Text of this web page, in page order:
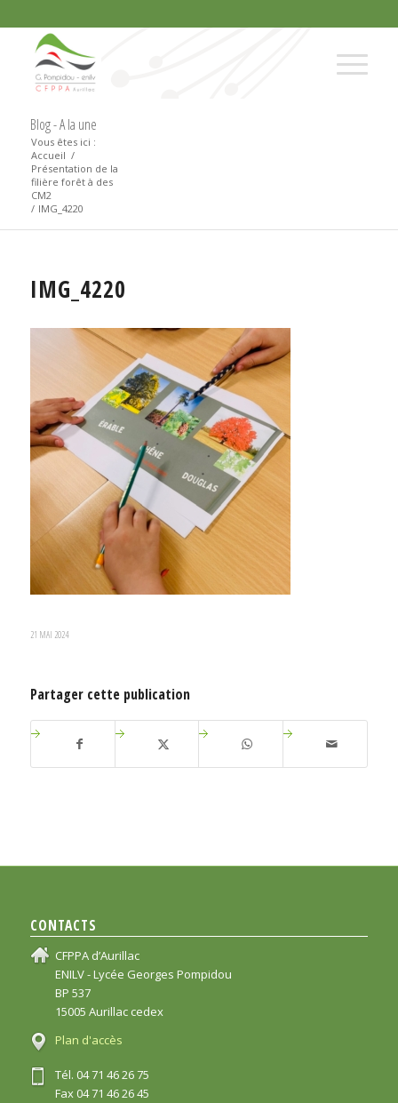
Blog - A la une
Vous êtes ici :
Accueil /
Présentation de la
filière forêt à des
CM2
/ IMG_4220
IMG_4220
21 MAI 2024
Partager cette publication
CONTACTS
CFPPA d’Aurillac
ENILV - Lycée Georges Pompidou
BP 537
15005 Aurillac cedex
Plan d'accès
Tél. 04 71 46 26 75
Fax 04 71 46 26 45